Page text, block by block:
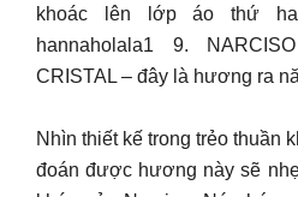
khoác lên lớp áo thứ
hannaholala1 9.
CRISTAL – đây là hương ra
Nhìn thiết kế trong trẻo thuần
đoán được hương này sẽ